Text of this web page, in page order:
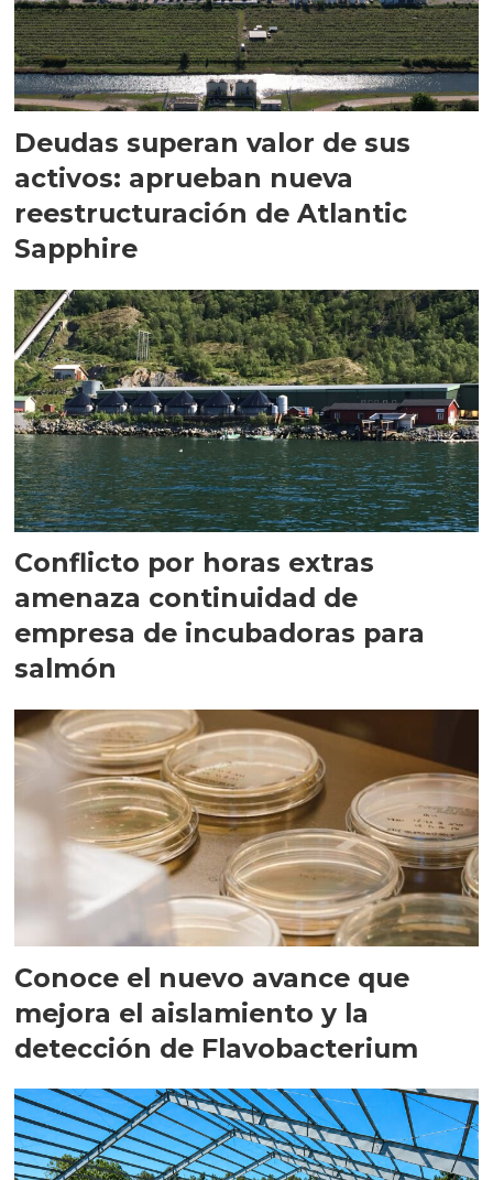
Deudas superan valor de sus
activos: aprueban nueva
reestructuración de Atlantic
Sapphire
Conflicto por horas extras
amenaza continuidad de
empresa de incubadoras para
salmón
Conoce el nuevo avance que
mejora el aislamiento y la
detección de Flavobacterium